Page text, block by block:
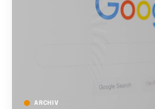
ARCHIV